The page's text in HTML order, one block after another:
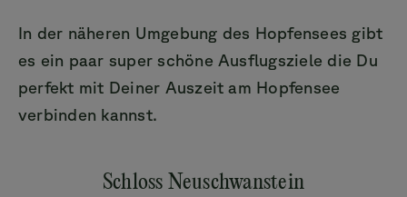
In der näheren Umgebung des Hopfensees gibt
es ein paar super schöne Ausflugsziele die Du
perfekt mit Deiner Auszeit am Hopfensee
verbinden kannst.
Schloss Neuschwanstein